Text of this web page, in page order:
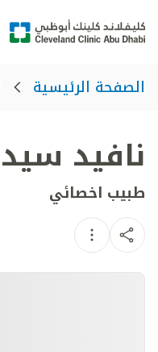
الصفحة الرئيسية
نافيد سيد
طبيب اخصائي